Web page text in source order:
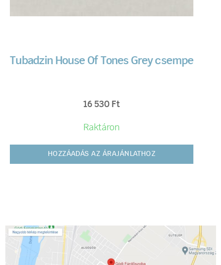
Tubadzin House Of Tones Grey csempe
16 530 Ft
Raktáron
HOZZÁADÁS AZ ÁRAJÁNLATHOZ